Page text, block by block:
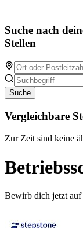
Suche nach
Stellen
Suche
Vergleichbare
Zur Zeit sind keine
Bewirb dich jetzt auf